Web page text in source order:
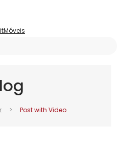
> Post with Video